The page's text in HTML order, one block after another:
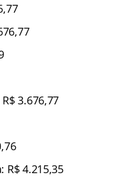
3.676,77
R$ 4.215,35